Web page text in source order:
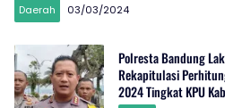
Daerah 03/03/2024
Polresta Bandung
Rekapitulasi
2024 Tingkat KPU